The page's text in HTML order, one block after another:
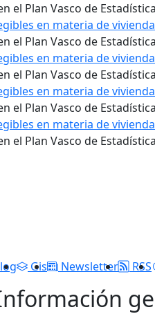
el Plan Vasco de
en materia de
el Plan Vasco de
en materia de
el Plan Vasco de
en materia de
el Plan Vasco de
en materia de
el Plan Vasco de
Gis Newsletter RSS